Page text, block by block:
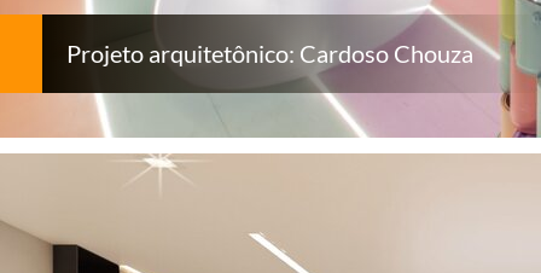
Projeto arquitetônico: Cardoso Chouza